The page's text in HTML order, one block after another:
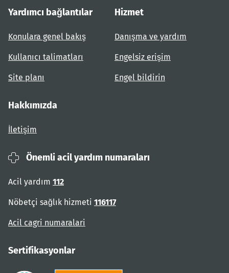
Yardımcı bağlantılar
Konulara genel bakış
Kullanıcı talimatları
Site planı
Hizmet
Danışma ve yardım
Engelsiz erişim
Engel bildirin
Hakkımızda
İletişim
Önemli acil yardım numaraları
Acil yardım 112
Nöbetçi sağlık hizmeti 116117
Acil cagri numaralari
Sertifikasyonlar